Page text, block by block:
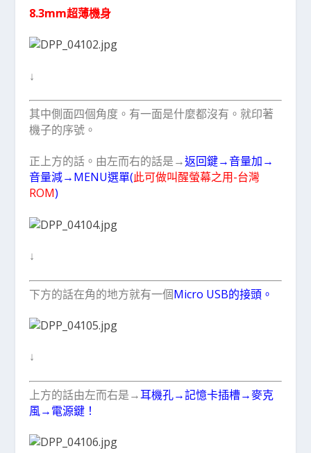
8.3mm超薄機身
↓
其中側面四個角度。有一面是什麼都沒有。就印著
機子的序號。
正上方的話。由左而右的話是→返回鍵→音量加→
音量減→MENU選單(此可做叫醒螢幕之用-台灣
ROM)
↓
下方的話在角的地方就有一個Micro USB的接頭。
↓
上方的話由左而右是→耳機孔→記憶卡插槽→麥克
風→電源鍵！